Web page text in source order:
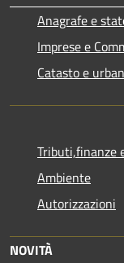
Anagrafe e
Imprese e
Catasto e
Tributi,finanze
Ambiente
Autorizzazioni
NOVITÀ